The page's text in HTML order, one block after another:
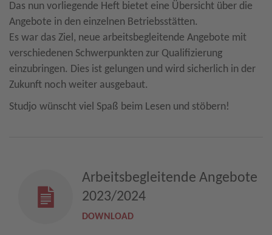
Das nun vorliegende Heft bietet eine Übersicht über die
Angebote in den einzelnen Betriebsstätten.
Es war das Ziel, neue arbeitsbegleitende Angebote mit
verschiedenen Schwerpunkten zur Qualifizierung
einzubringen. Dies ist gelungen und wird sicherlich in der
Zukunft noch weiter ausgebaut.
Studjo wünscht viel Spaß beim Lesen und stöbern!
Arbeitsbegleitende Angebote
2023/2024
DOWNLOAD